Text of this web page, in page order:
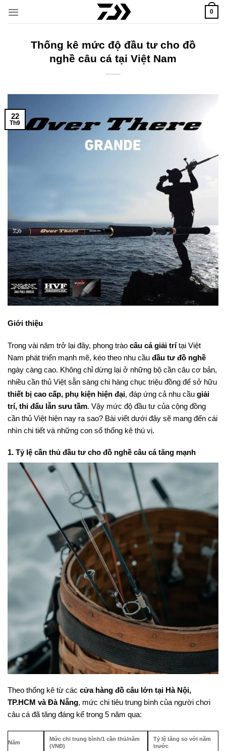
qua
0
Thống kê mức độ đầu tư cho đồ
nghề câu cá tại Việt Nam
22
Th9
Giới thiệu
Trong vài năm trở lại đây, phong trào câu cá giải trítại Việt
Nam phát triển mạnh mẽ, kéo theo nhu cầu đầu tư đồ nghề
ngày càng cao. Không chỉ dừng lại ở những bộ cần câu cơ bản,
nhiều cần thủ Việt sẵn sàng chi hàng chục triệu đồng để sở hữu
thiết bị cao cấp, phụ kiện hiện đại, đáp ứng cả nhu cầu giải
trí, thi đấu lẫn sưu tầm. Vậy mức độ đầu tư của cộng đồng
cần thủ Việt hiện nay ra sao? Bài viết dưới đây sẽ mang đến cái
nhìn chi tiết và những con số thống kê thú vị.
1. Tỷ lệ cần thủ đầu tư cho đồ nghề câu cá tăng mạnh
Theo thống kê từ các cửa hàng đồ câu lớn tại Hà Nội,
TP.HCM và Đà Nẵng, mức chi tiêu trung bình của người chơi
câu cá đã tăng đáng kể trong 5 năm qua:
Năm
Mức chi trung bình/1 cần thủ/năm
(VNĐ)
Tỷ lệ tăng so với năm
trước